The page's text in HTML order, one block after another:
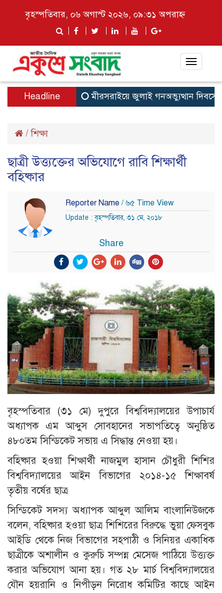
বৃহস্পতিবার, ০৬ অগাস্ট ২০২৬, ০৯:৩১ অপরাহ্ন
Toggle
Headline মীরসরাইয়ে জুলাই গনঅভ্যুত্থান দিবসের
/শিক্ষা
ছাত্রী উত্ত্যক্তের অভিযোগে রাবি শিক্ষার্থী
বহিষ্কার
Reporter Name / ৬৫ Time View
Update : বৃহস্পতিবার, ৩১ মে, ২০১৮
Share
বৃহস্পতিবার (৩১ মে) দুপুরে বিশ্ববিদ্যালয়ের উপাচার্য
অধ্যাপক এম আব্দুস সোবহানের সভাপতিত্বে অনুষ্ঠিত
৪৮০তম সিন্ডিকেট সভায় এ সিদ্ধান্ত নেওয়া হয়।
বহিষ্কার হওয়া শিক্ষার্থী নাজমুল হাসান চৌধুরী শিশির
বিশ্ববিদ্যালয়ের আইন বিভাগের ২০১৪-১৫ শিক্ষাবর্ষ
তৃতীয় বর্ষের ছাত্র
সিন্ডিকেট সদস্য অধ্যাপক আব্দুল আলিম বাংলানিউজকে
বলেন, বহিষ্কার হওয়া ছাত্র শিশিরের বিরুদ্ধে ভুয়া ফেসবুক
আইডি থেকে নিজ বিভাগের সহপাঠী ও সিনিয়র একাধিক
ছাত্রীকে অশালীন ও কুরুচি সম্পন্ন মেসেজ পাঠিয়ে উত্ত্যক্ত
করার অভিযোগ আনা হয়। গত ২৮ মার্চ বিশ্ববিদ্যালয়ের
যৌন হয়রানি ও নিপীড়ন নিরোধ কমিটির কাছে আইন